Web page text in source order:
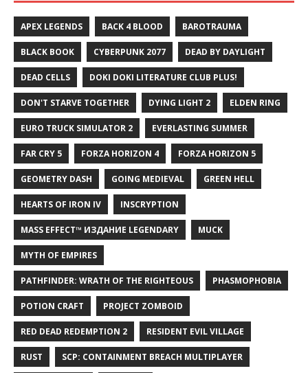
APEX LEGENDS BACK 4 BLOOD BAROTRAUMA
BLACK BOOK CYBERPUNK 2077 DEAD BY DAYLIGHT
DEAD CELLS DOKI DOKI LITERATURE CLUB PLUS!
DON'T STARVE TOGETHER DYING LIGHT 2 ELDEN RING
EURO TRUCK SIMULATOR 2 EVERLASTING SUMMER
FAR CRY 5 FORZA HORIZON 4 FORZA HORIZON 5
GEOMETRY DASH GOING MEDIEVAL GREEN HELL
HEARTS OF IRON IV INSCRYPTION
MASS EFFECT™ ИЗДАНИЕ LEGENDARY MUCK
MYTH OF EMPIRES
PATHFINDER: WRATH OF THE RIGHTEOUS PHASMOPHOBIA
POTION CRAFT PROJECT ZOMBOID
RED DEAD REDEMPTION 2 RESIDENT EVIL VILLAGE
RUST SCP: CONTAINMENT BREACH MULTIPLAYER